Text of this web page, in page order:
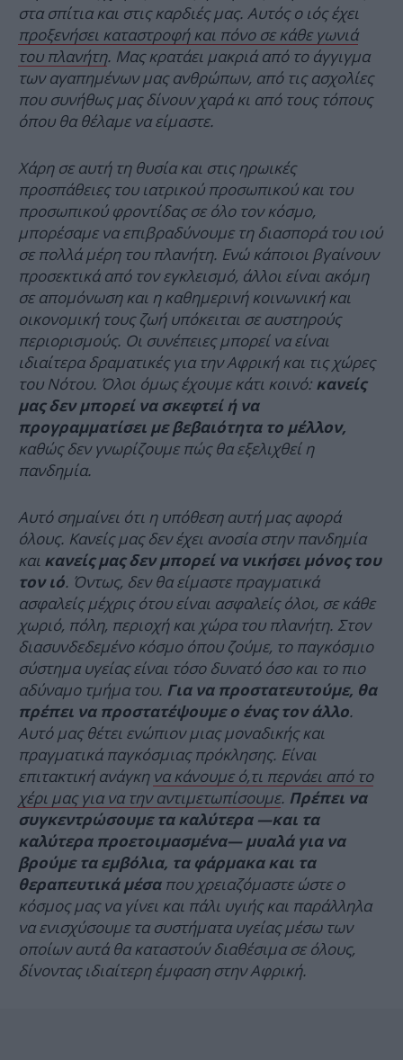
στα σπίτια και στις καρδιές μας. Αυτός ο ιός έχει
προξενήσει καταστροφή και πόνο σε κάθε γωνιά
του πλανήτη. Μας κρατάει μακριά από το άγγιγμα
των αγαπημένων μας ανθρώπων, από τις ασχολίες
που συνήθως μας δίνουν χαρά κι από τους τόπους
όπου θα θέλαμε να είμαστε.
Χάρη σε αυτή τη θυσία και στις ηρωικές
προσπάθειες του ιατρικού προσωπικού και του
προσωπικού φροντίδας σε όλο τον κόσμο,
μπορέσαμε να επιβραδύνουμε τη διασπορά του ιού
σε πολλά μέρη του πλανήτη. Ενώ κάποιοι βγαίνουν
προσεκτικά από τον εγκλεισμό, άλλοι είναι ακόμη
σε απομόνωση και η καθημερινή κοινωνική και
οικονομική τους ζωή υπόκειται σε αυστηρούς
περιορισμούς. Οι συνέπειες μπορεί να είναι
ιδιαίτερα δραματικές για την Αφρική και τις χώρες
του Νότου. Όλοι όμως έχουμε κάτι κοινό: κανείς
μας δεν μπορεί να σκεφτεί ή να
προγραμματίσει με βεβαιότητα το μέλλον,
καθώς δεν γνωρίζουμε πώς θα εξελιχθεί η
πανδημία.
Αυτό σημαίνει ότι η υπόθεση αυτή μας αφορά
όλους. Κανείς μας δεν έχει ανοσία στην πανδημία
και κανείς μας δεν μπορεί να νικήσει μόνος του
τον ιό. Όντως, δεν θα είμαστε πραγματικά
ασφαλείς μέχρις ότου είναι ασφαλείς όλοι, σε κάθε
χωριό, πόλη, περιοχή και χώρα του πλανήτη. Στον
διασυνδεδεμένο κόσμο όπου ζούμε, το παγκόσμιο
σύστημα υγείας είναι τόσο δυνατό όσο και το πιο
αδύναμο τμήμα του. Για να προστατευτούμε, θα
πρέπει να προστατέψουμε ο ένας τον άλλο.
Αυτό μας θέτει ενώπιον μιας μοναδικής και
πραγματικά παγκόσμιας πρόκλησης. Είναι
επιτακτική ανάγκη να κάνουμε ό,τι περνάει από το
χέρι μας για να την αντιμετωπίσουμε. Πρέπει να
συγκεντρώσουμε τα καλύτερα —και τα
καλύτερα προετοιμασμένα— μυαλά για να
βρούμε τα εμβόλια, τα φάρμακα και τα
θεραπευτικά μέσαπου χρειαζόμαστε ώστε ο
κόσμος μας να γίνει και πάλι υγιής και παράλληλα
να ενισχύσουμε τα συστήματα υγείας μέσω των
οποίων αυτά θα καταστούν διαθέσιμα σε όλους,
δίνοντας ιδιαίτερη έμφαση στην Αφρική.